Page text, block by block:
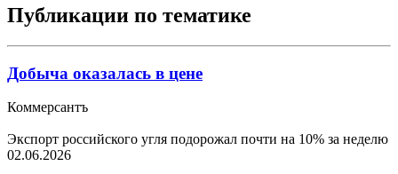
Публикации по тематике
Добыча оказалась в цене
Коммерсантъ
Экспорт российского угля подорожал почти на 10% за неделю
02.06.2026